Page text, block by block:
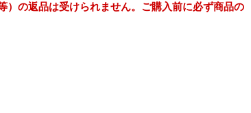
の返品は受けられません。ご購入前に必ず商品の